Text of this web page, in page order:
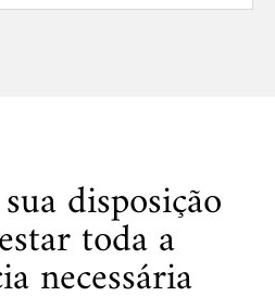
disposição
toda a
necessária